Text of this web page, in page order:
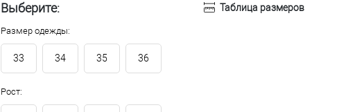
Выберите: Таблица размеров
Размер одежды:
33 34 35 36
Рост: